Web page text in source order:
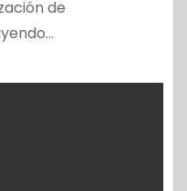
de